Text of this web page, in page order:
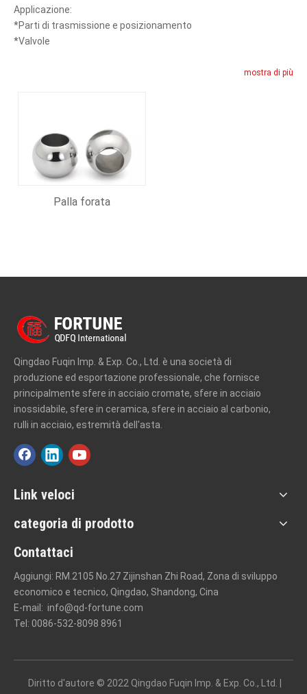
Applicazione:
*Parti di trasmissione e posizionamento
*Valvole
mostra di più
Palla forata
Qingdao Fuqin Imp. & Exp. Co., Ltd. è una società di
produzione ed esportazione professionale, che fornisce
principalmente sfere in acciaio cromate, sfere in acciaio
inossidabile, sfere in ceramica, sfere in acciaio al carbonio,
rulli in acciaio, estremità dell'asta.
Link veloci
categoria di prodotto
Contattaci
Aggiungi: RM.2105 No.27 Zijinshan Zhi Road, Zona di sviluppo
economico e tecnico, Qingdao, Shandong, Cina
E-mail: info@qd-fortune.com
Tel: 0086-532-8098 8961
Diritto d'autore © 2022 Qingdao Fuqin Imp. & Exp. Co., Ltd. |